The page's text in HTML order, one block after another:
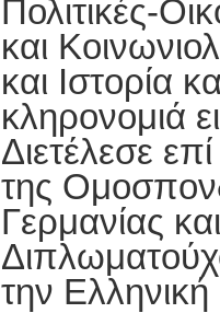
Πολιτικές-
και
και Ιστορία
κληρονομιά
Διετέλεσε
της
Γερμανίας
την Ελληνική